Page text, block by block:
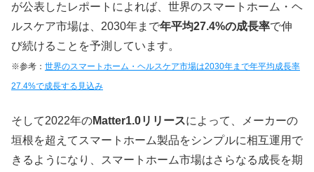
が公表したレポートによれば、世界のスマートホーム・ヘ
ルスケア市場は、2030年まで年平均27.4%の成長率で伸
び続けることを予測しています。
※参考： 世界のスマートホーム・ヘルスケア市場は2030年まで年平均成長率
27.4%で成長する見込み
そして2022年のMatter1.0リリースによって、メーカーの
垣根を超えてスマートホーム製品をシンプルに相互運用で
きるようになり、スマートホーム市場はさらなる成長を期